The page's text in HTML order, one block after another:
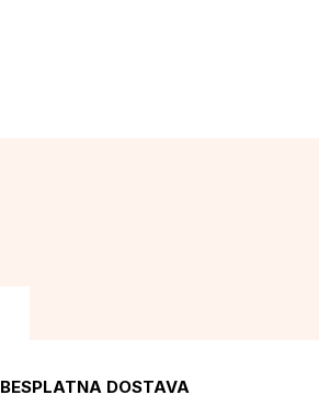
BESPLATNA DOSTAVA